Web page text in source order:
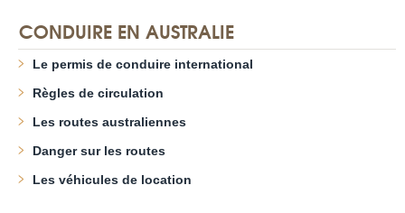
CONDUIRE EN AUSTRALIE
Le permis de conduire international
Règles de circulation
Les routes australiennes
Danger sur les routes
Les véhicules de location